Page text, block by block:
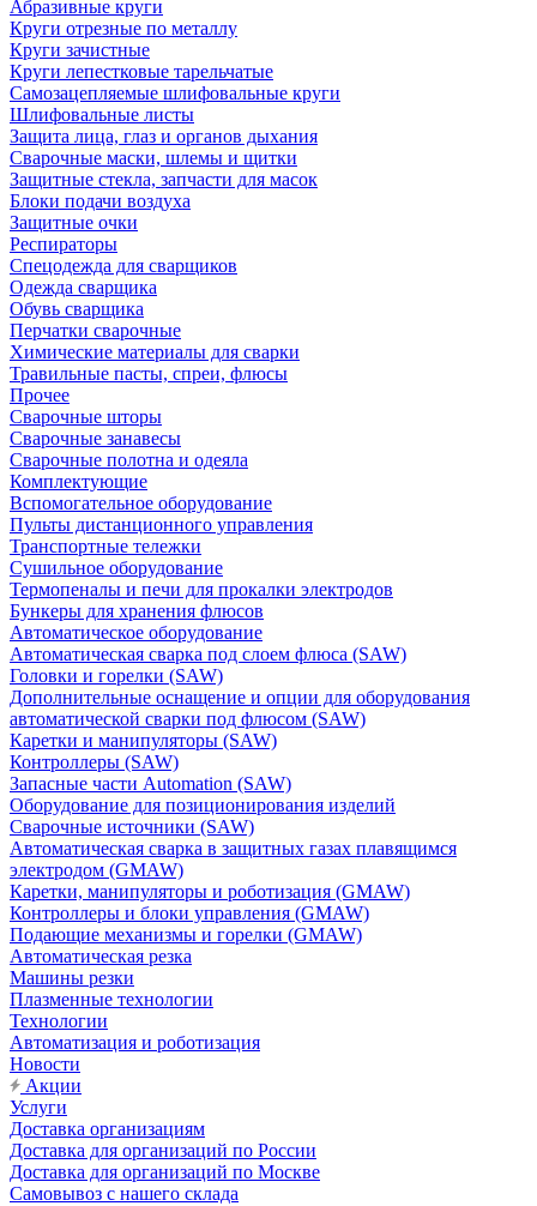
Абразивные круги
Круги отрезные по металлу
Круги зачистные
Круги лепестковые тарельчатые
Самозацепляемые шлифовальные круги
Шлифовальные листы
Защита лица, глаз и органов дыхания
Сварочные маски, шлемы и щитки
Защитные стекла, запчасти для масок
Блоки подачи воздуха
Защитные очки
Респираторы
Спецодежда для сварщиков
Одежда сварщика
Обувь сварщика
Перчатки сварочные
Химические материалы для сварки
Травильные пасты, спреи, флюсы
Прочее
Сварочные шторы
Сварочные занавесы
Сварочные полотна и одеяла
Комплектующие
Вспомогательное оборудование
Пульты дистанционного управления
Транспортные тележки
Сушильное оборудование
Термопеналы и печи для прокалки электродов
Бункеры для хранения флюсов
Автоматическое оборудование
Автоматическая сварка под слоем флюса (SAW)
Головки и горелки (SAW)
Дополнительные оснащение и опции для оборудования
автоматической сварки под флюсом (SAW)
Каретки и манипуляторы (SAW)
Контроллеры (SAW)
Запасные части Automation (SAW)
Оборудование для позиционирования изделий
Сварочные источники (SAW)
Автоматическая сварка в защитных газах плавящимся
электродом (GMAW)
Каретки, манипуляторы и роботизация (GMAW)
Контроллеры и блоки управления (GMAW)
Подающие механизмы и горелки (GMAW)
Автоматическая резка
Машины резки
Плазменные технологии
Технологии
Автоматизация и роботизация
Новости
Акции
Услуги
Доставка организациям
Доставка для организаций по России
Доставка для организаций по Москве
Самовывоз с нашего склада